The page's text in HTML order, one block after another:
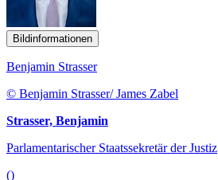
Bildinformationen
Benjamin Strasser
© Benjamin Strasser/ James Zabel
Strasser, Benjamin
Parlamentarischer Staatssekretär der Justiz
()